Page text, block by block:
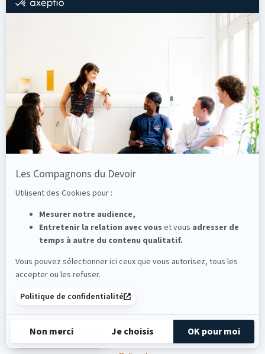
Espace compagnons
Entreprendre
Les Assises du compagnonnage
La Ruche
Espace professionnels de l’orientation